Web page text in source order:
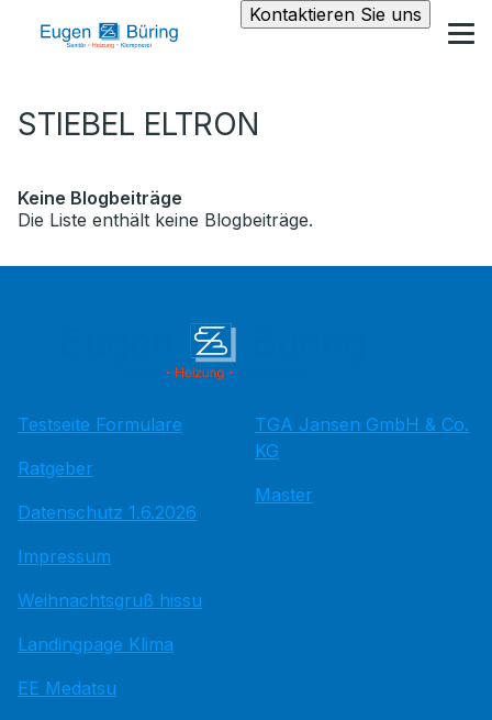
Kontaktieren Sie uns
STIEBEL ELTRON
Keine Blogbeiträge
Die Liste enthält keine Blogbeiträge.
Testseite Formulare
Ratgeber
Datenschutz 1.6.2026
Impressum
Weihnachtsgruß hissu
Landingpage Klima
EE Medatsu
TGA Jansen GmbH & Co.
KG
Master